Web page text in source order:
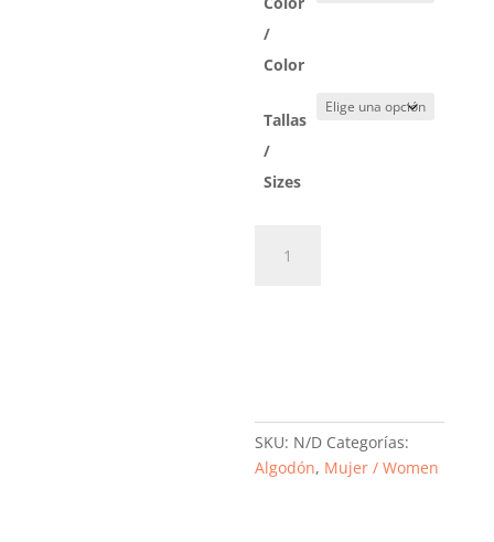
/
Color
Tallas
/
Sizes
cantidad
SKU: N/D Categorías:
Algodón, Mujer / Women